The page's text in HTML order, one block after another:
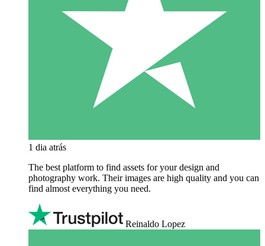
1 dia atrás
The best platform to find assets for your design and
photography work. Their images are high quality and you can
find almost everything you need.
Reinaldo Lopez